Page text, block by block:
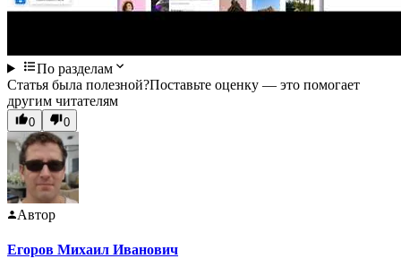
По разделам
Статья была полезной?Поставьте оценку — это помогает
другим читателям
0 0
Автор
Егоров Михаил Иванович